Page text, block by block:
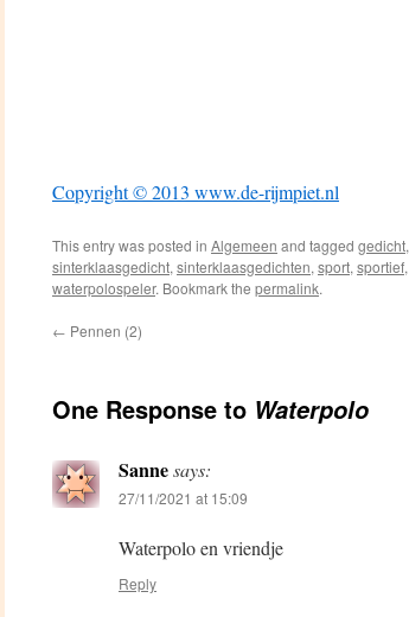
Copyright © 2013 www.de-rijmpiet.nl
This entry was posted in Algemeen and tagged gedicht,
sinterklaasgedicht, sinterklaasgedichten, sport, sportief,
waterpolospeler. Bookmark the permalink.
← Pennen (2)
One Response to Waterpolo
Sannesays:
27/11/2021 at 15:09
Waterpolo en vriendje
Reply